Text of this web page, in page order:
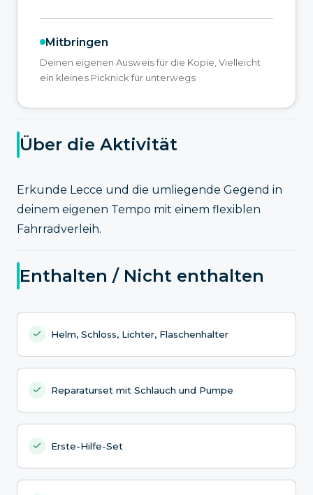
Mitbringen
Deinen eigenen Ausweis für die Kopie, Vielleicht
ein kleines Picknick für unterwegs
Über die Aktivität
Erkunde Lecce und die umliegende Gegend in
deinem eigenen Tempo mit einem flexiblen
Fahrradverleih.
Enthalten / Nicht enthalten
Helm, Schloss, Lichter, Flaschenhalter
Reparaturset mit Schlauch und Pumpe
Erste-Hilfe-Set